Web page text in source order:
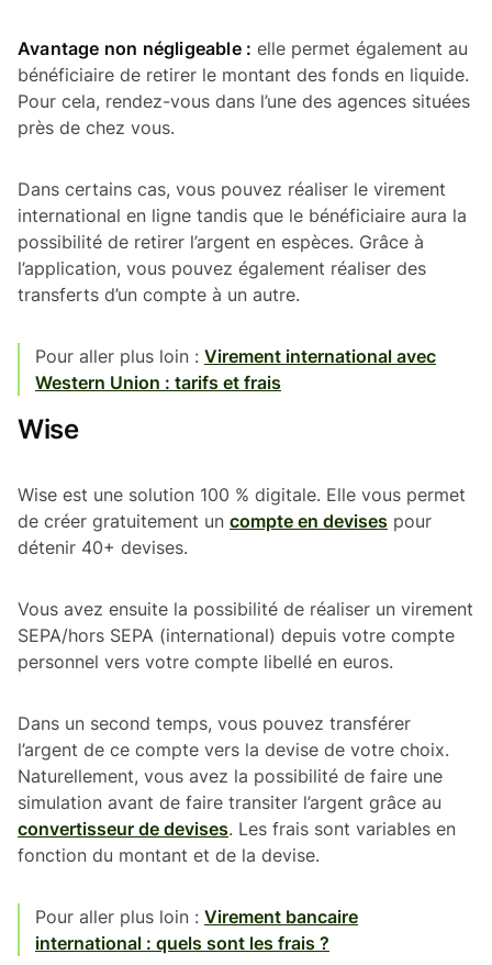
Avantage non négligeable : elle permet également au
bénéficiaire de retirer le montant des fonds en liquide.
Pour cela, rendez-vous dans l’une des agences situées
près de chez vous.
Dans certains cas, vous pouvez réaliser le virement
international en ligne tandis que le bénéficiaire aura la
possibilité de retirer l’argent en espèces. Grâce à
l’application, vous pouvez également réaliser des
transferts d’un compte à un autre.
Pour aller plus loin : Virement international avec
Western Union : tarifs et frais
Wise
Wise est une solution 100 % digitale. Elle vous permet
de créer gratuitement un compte en devises pour
détenir 40+ devises.
Vous avez ensuite la possibilité de réaliser un virement
SEPA/hors SEPA (international) depuis votre compte
personnel vers votre compte libellé en euros.
Dans un second temps, vous pouvez transférer
l’argent de ce compte vers la devise de votre choix.
Naturellement, vous avez la possibilité de faire une
simulation avant de faire transiter l’argent grâce au
convertisseur de devises. Les frais sont variables en
fonction du montant et de la devise.
Pour aller plus loin : Virement bancaire
international : quels sont les frais ?